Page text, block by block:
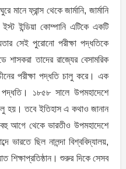
ফ্রান্স থেকে জার্মানি, জার্মানি
ইন্ডিয়া কোম্পানি এটিকে একটি
সেই পুরোনো পরীক্ষা পদ্ধতিকে
শাসকরা তাদের রাজ্যের বেসামরিক
পরীক্ষা পদ্ধতি চালু করে। এক
১৮৫৮ সালে উপমহাদেশে
হয়। তবে ইতিহাস এ কথাও জানান
আগে থেকে ভারতীও উপমহাদেশে
ভারতে ছিল নালন্দা বিশ্ববিদ্যালয়,
শিক্ষাপ্রতিষ্ঠান। শুরুর দিকে সেসব